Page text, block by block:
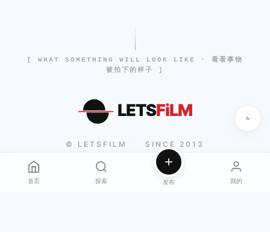
[ WHAT SOMETHING WILL LOOK LIKE · 看看事物
被拍下的样子 ]
LETSFiLM
© LETSFILM SINCE 2013
首页 探索 发布 我的